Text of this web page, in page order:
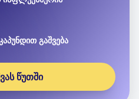
გაშვება
წუთში